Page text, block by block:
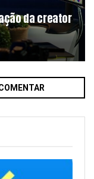
da creator